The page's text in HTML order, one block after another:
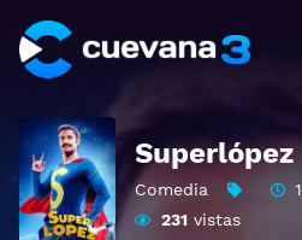
Superlópez
Comedia
231 vistas